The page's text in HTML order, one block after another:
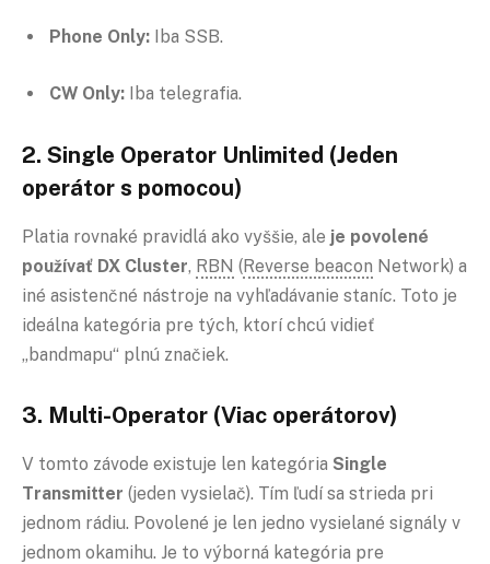
Phone Only: Iba SSB.
CW Only: Iba telegrafia.
2. Single Operator Unlimited (Jeden
operátor s pomocou)
Platia rovnaké pravidlá ako vyššie, ale je povolené
používať DX Cluster, RBN (Reverse beacon Network) a
iné asistenčné nástroje na vyhľadávanie staníc. Toto je
ideálna kategória pre tých, ktorí chcú vidieť
„bandmapu“ plnú značiek.
3. Multi-Operator (Viac operátorov)
V tomto závode existuje len kategória Single
Transmitter (jeden vysielač). Tím ľudí sa strieda pri
jednom rádiu. Povolené je len jedno vysielané signály v
jednom okamihu. Je to výborná kategória pre